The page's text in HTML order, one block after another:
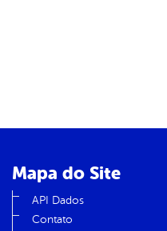
Mapa do Site
API Dados
Contato